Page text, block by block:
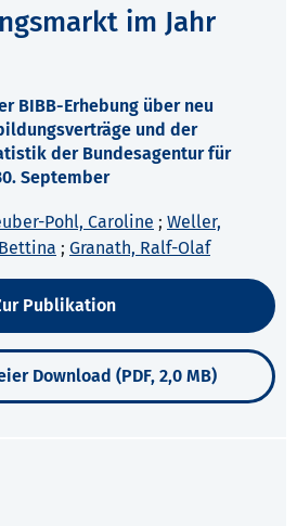
im Jahr
BIBB-Erhebung über neu
und der
der Bundesagentur für
September
Pohl, Caroline ; Weller,
; Granath, Ralf-Olaf
Publikation
Download (PDF, 2,0 MB)